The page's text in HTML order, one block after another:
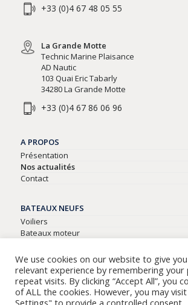
+33 (0)4 67 48 05 55
La Grande Motte
Technic Marine Plaisance
AD Nautic
103 Quai Eric Tabarly
34280 La Grande Motte
+33 (0)4 67 86 06 96
A PROPOS
Présentation
Nos actualités
Contact
BATEAUX NEUFS
Voiliers
Bateaux moteur
BATEAUX D’OCCASIONS
Tous nos bateaux d’occasion
We use cookies on our website to give
relevant experience by remembering your
repeat visits. By clicking “Accept All”, you
of ALL the cookies. However, you may
Settings" to provide a controlled consent.